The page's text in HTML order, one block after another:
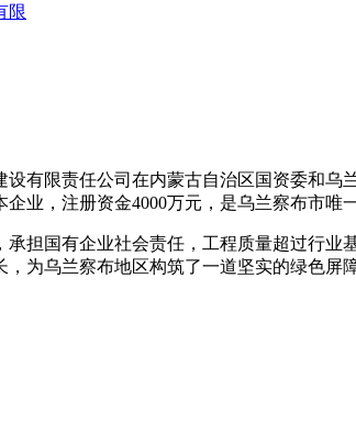
限
设有限责任公司在内蒙古自治区国资委和乌
业，注册资金4000万元，是乌兰察布市
承担国有企业社会责任，工程质量超过行业
为乌兰察布地区构筑了一道坚实的绿色屏